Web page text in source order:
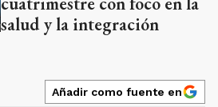
salud y la integración
Añadir como fuente en